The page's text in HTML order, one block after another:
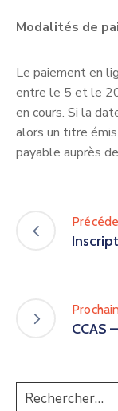
Modalités de
Le paiement en
entre le 5 et le
en cours. Si la
alors un titre
payable auprès
CCAS